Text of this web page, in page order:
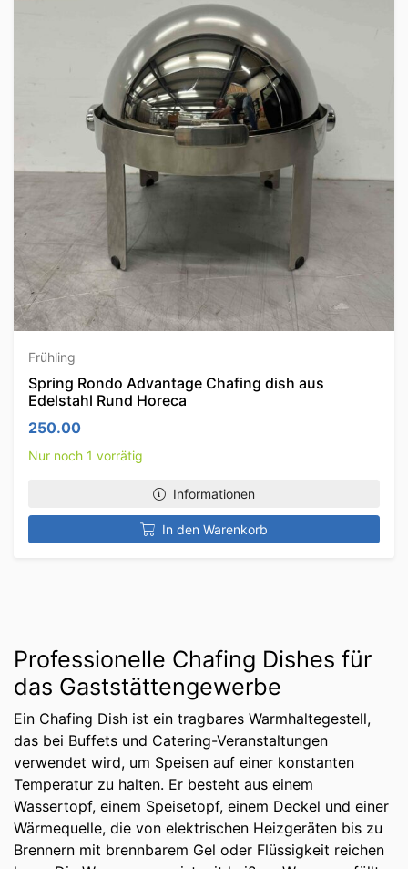
Frühling
Spring Rondo Advantage Chafing dish aus
Edelstahl Rund Horeca
250.00
Nur noch 1 vorrätig
Informationen
In den Warenkorb
Professionelle Chafing Dishes für
das Gaststättengewerbe
Ein Chafing Dish ist ein tragbares Warmhaltegestell,
das bei Buffets und Catering-Veranstaltungen
verwendet wird, um Speisen auf einer konstanten
Temperatur zu halten. Er besteht aus einem
Wassertopf, einem Speisetopf, einem Deckel und einer
Wärmequelle, die von elektrischen Heizgeräten bis zu
Brennern mit brennbarem Gel oder Flüssigkeit reichen